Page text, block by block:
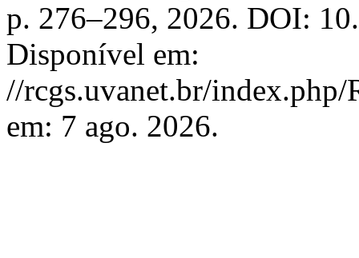
p. 276–296, 2026. DOI:
Disponível em:
//rcgs.uvanet.br/
em: 7 ago. 2026.